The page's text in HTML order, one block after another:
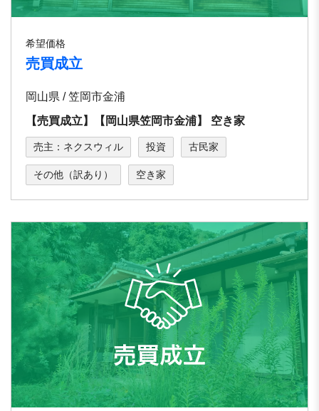
希望価格
売買成立
岡山県 / 笠岡市金浦
【売買成立】【岡⼭県笠岡市⾦浦】 空き家
売主：ネクスウィル 投資 古民家
その他（訳あり） 空き家